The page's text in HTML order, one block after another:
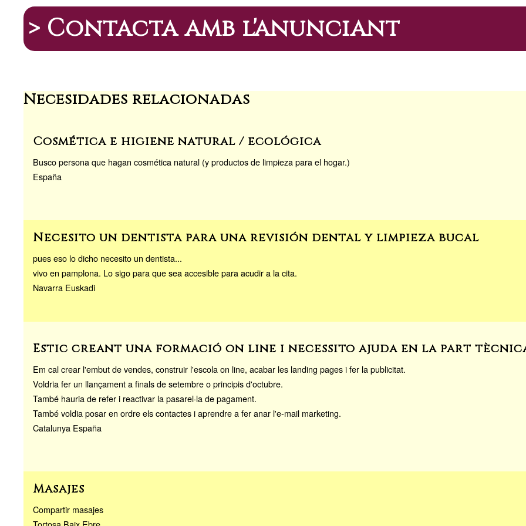
e gr
a
m
o
d
o
y
Li
n
p
or
a
> Contacta amb l'anunciant
Necesidades relacionadas
Cosmética e higiene natural / ecológica
Busco persona que hagan cosmética natural (y productos de limpieza para el hogar.)
España
Necesito un dentista para una revisión dental y limpieza bucal
pues eso lo dicho necesito un dentista...
vivo en pamplona. Lo sigo para que sea accesible para acudir a la cita.
Navarra Euskadi
Estic creant una formació on line i necessito ajuda en la part
Em cal crear l'embut de vendes, construir l'escola on line, acabar les landing pages i fer la publicitat.
Voldria fer un llançament a finals de setembre o principis d'octubre.
També hauria de refer i reactivar la pasarel·la de pagament.
També voldia posar en ordre els contactes i aprendre a fer anar l'e-mail marketing.
Catalunya España
Masajes
Compartir masajes